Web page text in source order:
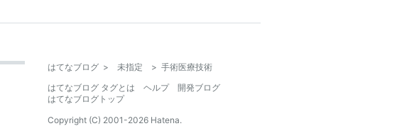
はてなブログ > 未指定 > 手術医療技術
はてなブログ タグとは
ヘルプ
開発ブログ
はてなブログトップ
Copyright (C) 2001-2026 Hatena.